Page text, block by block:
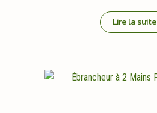
Lire la suite